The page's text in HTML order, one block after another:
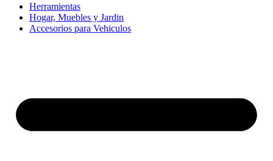
Herramientas
Hogar, Muebles y Jardin
Accesorios para Vehiculos